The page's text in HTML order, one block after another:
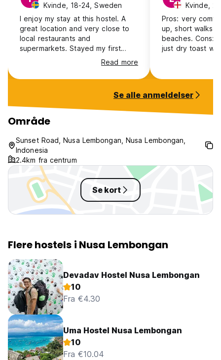
Kvinde, 18-24, Sweden
I enjoy my stay at this hostel. A
great location and very close to
local restaurants and
supermarkets. Stayed my first
nights in a dorm. But switched to a
private room the last night. A lot
of big lizards in the dorms, the AC
showers with salt water. The
water didn’t work at the private
room, so I couldn’t shower. But the
pool area is beautiful, breakfast is
nice and the staff is friendly!
Read more
Kvinde,
Pros: very
up, short walks
beaches. Cons:
just dry toast
the description,
soap in the
lock but you do
friendly but not
when it came to
Se alle anmeldelser
Område
Sunset Road, Nusa Lembongan, Nusa Lembongan,
Indonesia
2.4km fra centrum
Se kort
Flere hostels i Nusa Lembongan
Devadav Hostel Nusa Lembongan
10
Fra €4.30
Uma Hostel Nusa Lembongan
10
Fra €10.04